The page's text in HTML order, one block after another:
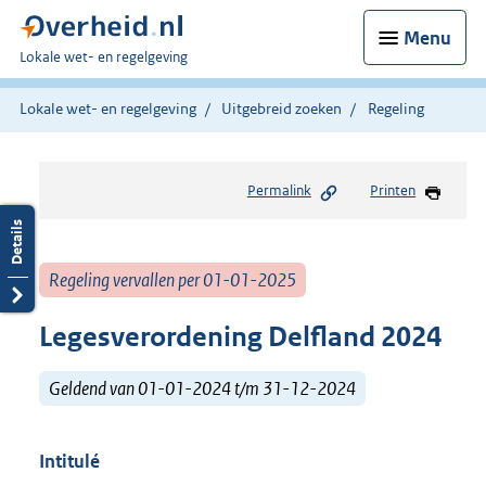
Menu
U
bent
hier:
Lokale wet- en regelgeving
Lokale wet- en regelgeving Uitgebreid zoeken Regeling
Permalink Printen
Regeling vervallen per 01-01-2025
Legesverordening Delfland 2024
Geldend van 01-01-2024 t/m 31-12-2024
Intitulé